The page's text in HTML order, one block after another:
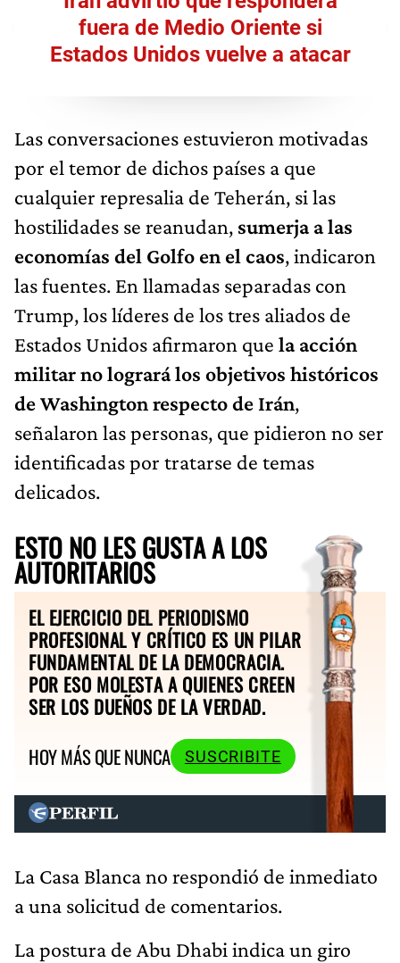
fuera de Medio Oriente si
Estados Unidos vuelve a atacar
Las conversaciones estuvieron motivadas
por el temor de dichos países a que
cualquier represalia de Teherán, si las
hostilidades se reanudan, sumerja a las
economías del Golfo en el caos, indicaron
las fuentes. En llamadas separadas con
Trump, los líderes de los tres aliados de
Estados Unidos afirmaron que la acción
militar no logrará los objetivos históricos
de Washington respecto de Irán,
señalaron las personas, que pidieron no ser
identificadas por tratarse de temas
delicados.
ESTO NO LES GUSTA A LOS
AUTORITARIOS
EL EJERCICIO DEL PERIODISMO
PROFESIONAL Y CRÍTICO ES UN PILAR
FUNDAMENTAL DE LA DEMOCRACIA.
POR ESO MOLESTA A QUIENES CREEN
SER LOS DUEÑOS DE LA VERDAD.
HOY MÁS QUE NUNCA
SUSCRIBITE
La Casa Blanca no respondió de inmediato
a una solicitud de comentarios.
La postura de Abu Dhabi indica un giro